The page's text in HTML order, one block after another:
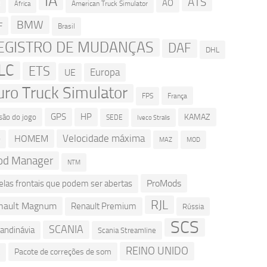
África American Truck Simulator AO
BMW Brasil
DE MUDANÇAS DAF DHL
ETS UE Europa
Truck Simulator FPS França
do jogo GPS HP SEDE Iveco Stralis KAMAZ
HOMEM Velocidade máxima MAZ MOD
Manager NTM
frontais que podem ser abertas
ProMods
Magnum
Renault Premium RJL Rússia
SCANIA Scania Streamline SCS
Pacote de correções de som REINO UNIDO